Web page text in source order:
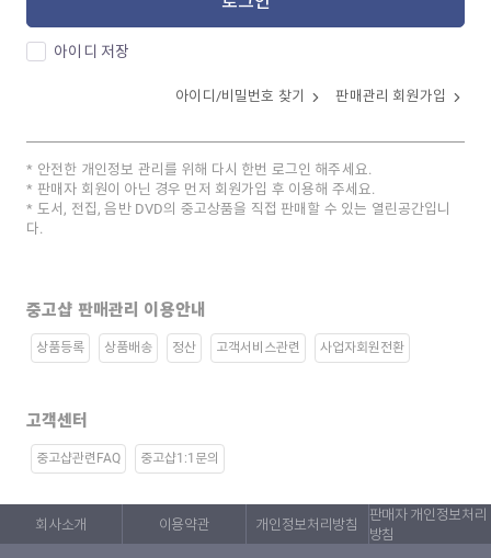
아이디 저장
아이디/비밀번호 찾기 판매관리 회원가입
안전한 개인정보 관리를 위해 다시 한번 로그인 해주세요.
판매자 회원이 아닌 경우 먼저 회원가입 후 이용해 주세요.
도서, 전집, 음반 DVD의 중고상품을 직접 판매할 수 있는 열린공간입니
다.
중고샵 판매관리 이용안내
상품등록 상품배송 정산 고객서비스관련 사업자회원전환
고객센터
중고샵관련FAQ 중고샵1:1문의
회사소개 이용약관 개인정보처리방침
판매자 개인정보처리
방침